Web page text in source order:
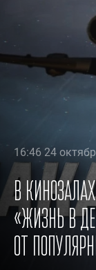
16:46 24
В
«Жизнь в
от